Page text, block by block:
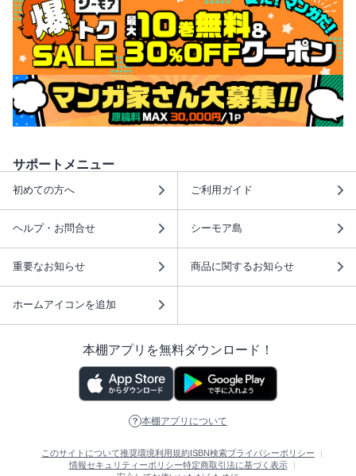
サポートメニュー
初めての方へ ご利用ガイド
ヘルプ・お問合せ シーモア島
重要なお知らせ 商品に関するお知らせ
ホームアイコンを追加
本棚アプリを無料ダウンロード！
本棚アプリについて
このサイトについて推奨環境利用規約 ISBN検索プライバシーポリシー
情報セキュリティーポリシー特定商取引法に基づく表示